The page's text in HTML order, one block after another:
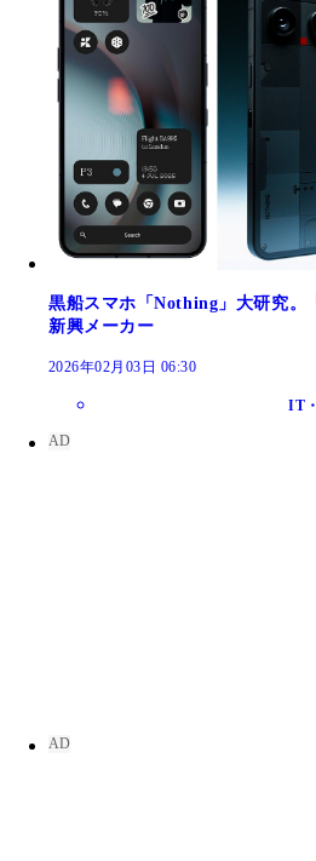
黒船スマホ「Nothing」大研究。
新興メーカー
2026年02月03日 06:30
IT